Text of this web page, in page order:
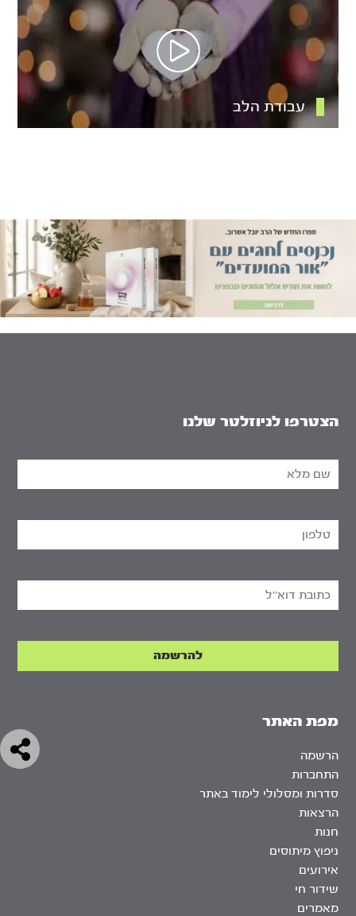
עבודת הלב
מפת האתר
הרשמה
התחברות
סדרות ומסלולי לימוד באתר
הרצאות
חנות
ניפוץ מיתוסים
אירועים
שידור חי
מאמרים
הצטרפו לניוזלטר שלנו